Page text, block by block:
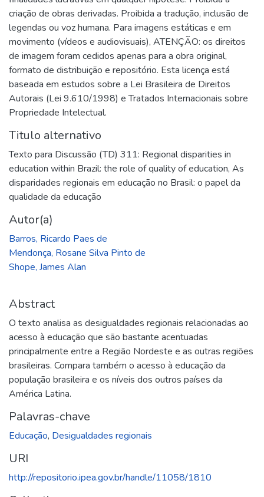
criação de obras derivadas. Proibida a tradução, inclusão de
legendas ou voz humana. Para imagens estáticas e em
movimento (vídeos e audiovisuais), ATENÇÃO: os direitos
de imagem foram cedidos apenas para a obra original,
formato de distribuição e repositório. Esta licença está
baseada em estudos sobre a Lei Brasileira de Direitos
Autorais (Lei 9.610/1998) e Tratados Internacionais sobre
Propriedade Intelectual.
Titulo alternativo
Texto para Discussão (TD) 311: Regional disparities in
education within Brazil: the role of quality of education, As
disparidades regionais em educação no Brasil: o papel da
qualidade da educação
Autor(a)
Barros, Ricardo Paes de
Mendonça, Rosane Silva Pinto de
Shope, James Alan
Abstract
O texto analisa as desigualdades regionais relacionadas ao
acesso à educação que são bastante acentuadas
principalmente entre a Região Nordeste e as outras regiões
brasileiras. Compara também o acesso à educação da
população brasileira e os níveis dos outros países da
América Latina.
Palavras-chave
Educação, Desigualdades regionais
URI
http://repositorio.ipea.gov.br/handle/11058/1810